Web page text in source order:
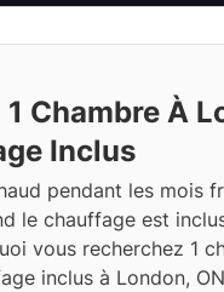
1 Chambre À
Inclus
pendant les mois
le chauffage est
vous recherchez 1
inclus à London,